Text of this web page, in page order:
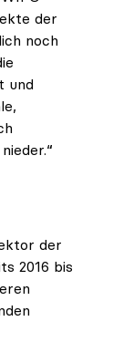
der
noch
und
der
2016 bis